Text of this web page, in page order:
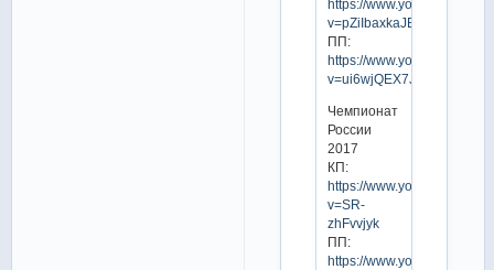
https://www.youtube.com/
v=pZiIbaxkaJE
ПП:
https://www.youtube.com/
v=ui6wjQEX7Jg
Чемпионат
России
2017
КП:
https://www.youtube.com/
v=SR-
zhFvvjyk
ПП:
https://www.youtube.com/